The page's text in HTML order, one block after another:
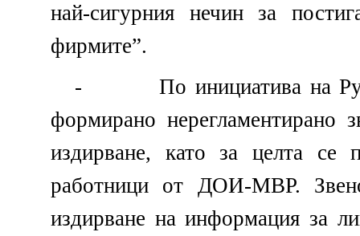
най-сигурния нечин за
фирмите”.
-
По инициатива на
формирано нерегламентирано
издирване, като за целта се
работници от ДОИ-МВР.
издирване на информация за